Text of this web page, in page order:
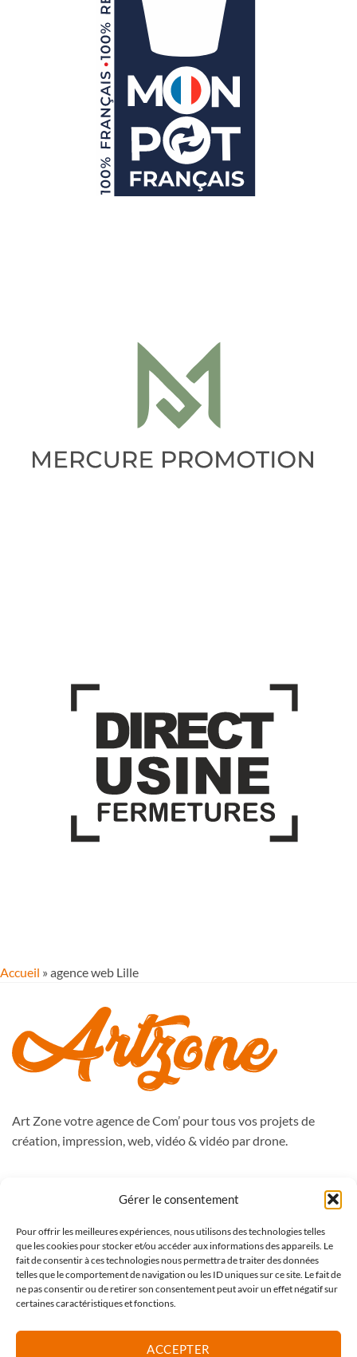
Gérer le consentement
Pour offrir les meilleures expériences, nous utilisons des technologies telles
que les cookies pour stocker et/ou accéder aux informations des appareils. Le
fait de consentir à ces technologies nous permettra de traiter des données
telles que le comportement de navigation ou les ID uniques sur ce site. Le fait de
ne pas consentir ou de retirer son consentement peut avoir un effet négatif sur
certaines caractéristiques et fonctions.
ACCEPTER
Accueil » agence web Lille
Art Zone votre agence de Com’ pour tous vos projets de
création, impression, web, vidéo & vidéo par drone.
988, route de Péronne
Tél : 09.50.51.76.47
contact@artzone.fr